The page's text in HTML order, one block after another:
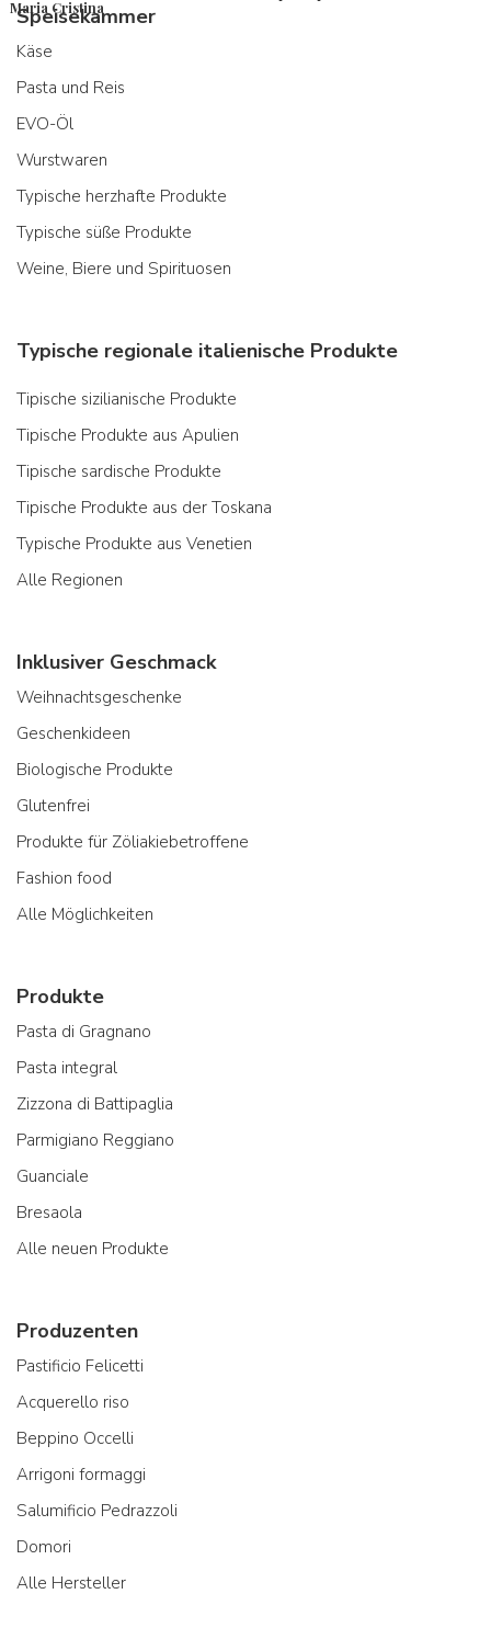
Maria Cristina
Speisekammer
Käse
Pasta und Reis
EVO-Öl
Wurstwaren
Typische herzhafte Produkte
Typische süße Produkte
Weine, Biere und Spirituosen
Typische regionale italienische Produkte
Tipische sizilianische Produkte
Tipische Produkte aus Apulien
Tipische sardische Produkte
Tipische Produkte aus der Toskana
Typische Produkte aus Venetien
Alle Regionen
Inklusiver Geschmack
Weihnachtsgeschenke
Geschenkideen
Biologische Produkte
Glutenfrei
Produkte für Zöliakiebetroffene
Fashion food
Alle Möglichkeiten
Produkte
Pasta di Gragnano
Pasta integral
Zizzona di Battipaglia
Parmigiano Reggiano
Guanciale
Bresaola
Alle neuen Produkte
Produzenten
Pastificio Felicetti
Acquerello riso
Beppino Occelli
Arrigoni formaggi
Salumificio Pedrazzoli
Domori
Alle Hersteller